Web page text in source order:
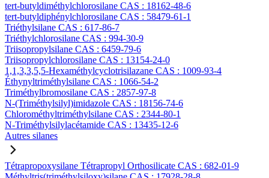
tert-butyldiméthylchlorosilane CAS : 18162-48-6
tert-butyldiphénylchlorosilane CAS : 58479-61-1
Triéthylsilane CAS : 617-86-7
Triéthylchlorosilane CAS : 994-30-9
Triisopropylsilane CAS : 6459-79-6
Triisopropylchlorosilane CAS : 13154-24-0
1,1,3,3,5,5-Hexaméthylcyclotrisilazane CAS : 1009-93-4
Éthynyltriméthylsilane CAS : 1066-54-2
Triméthylbromosilane CAS : 2857-97-8
N-(Triméthylsilyl)imidazole CAS : 18156-74-6
Chlorométhyltriméthylsilane CAS : 2344-80-1
N-Triméthylsilylacétamide CAS : 13435-12-6
Autres silanes
Tétrapropoxysilane Tétrapropyl Orthosilicate CAS : 682-01-9